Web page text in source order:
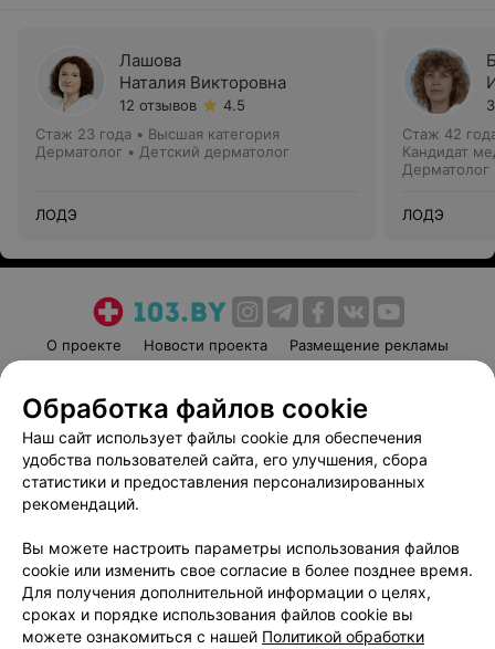
Лашова
Наталия Викторовна
12 отзывов
4.5
Стаж 23 года • Высшая категория
Дерматолог • Детский дерматолог
ЛОДЭ
Стаж 42
Кандидат
Дерматолог
ЛОДЭ
О проекте Новости проекта
Размещение рекламы
Пользовательское соглашение
Способы оплаты
Вакансии
Партнеры
Написать руководителю 103.by
Обработка персональных данных
Обработка файлов cookie
Наш сайт использует файлы cookie для обеспечения
удобства пользователей сайта, его улучшения, сбора
статистики и предоставления персонализированных
рекомендаций.
Вы можете настроить параметры использования файлов
cookie или изменить свое согласие в более позднее время.
Для получения дополнительной информации о целях,
сроках и порядке использования файлов cookie вы
можете ознакомиться с нашей Политикой обработки